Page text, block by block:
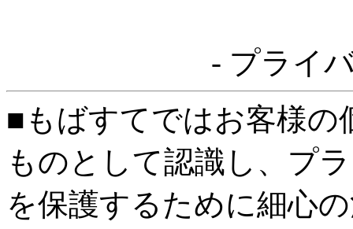
- プライ
■もばすてではお客様の
ものとして認識し、プ
を保護するために細心